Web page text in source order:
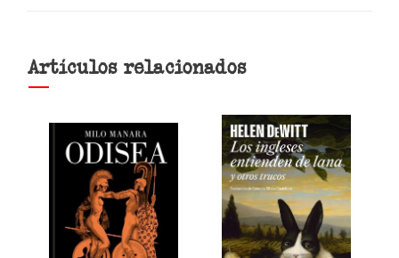
Artículos relacionados